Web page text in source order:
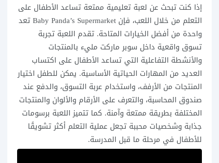
إذا كنت تبحث عن لعبة تعليمية ممتعة تساعد الأطفال على
التعلم من خلال اللعب، فإن Baby Panda’s Supermarket تعد
واحدة من أفضل الخيارات المتاحة. تقدم اللعبة تجربة
تسوق واقعية داخل سوبر ماركت مليء بالمنتجات
والأنشطة التفاعلية التي تساعد الأطفال على اكتساب
العديد من المهارات الحياتية الأساسية. يمكن للطفل اختيار
المنتجات من الأرفف، واستخدام عربة التسوق، والدفع عند
صندوق المحاسبة، والتعرف على الأرقام والألوان والمنتجات
المختلفة بطريقة ممتعة وآمنة. كما تتميز اللعبة برسومات
جذابة وشخصيات محببة تجعل عملية التعلم أكثر تشويقًا
للأطفال في مرحلة ما قبل المدرسة.